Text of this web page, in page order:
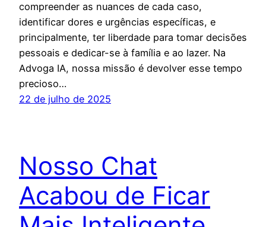
compreender as nuances de cada caso,
identificar dores e urgências específicas, e
principalmente, ter liberdade para tomar decisões
pessoais e dedicar-se à família e ao lazer. Na
Advoga IA, nossa missão é devolver esse tempo
precioso…
22 de julho de 2025
Nosso Chat
Acabou de Ficar